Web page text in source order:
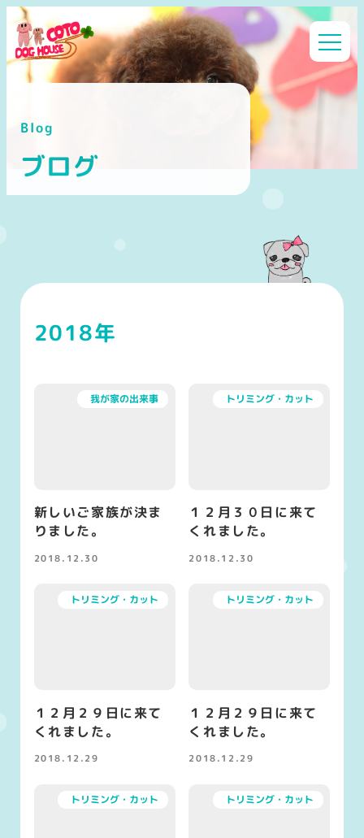
メ
イ
ン
へ
Blog
ブログ
2018年
我が家の出来事
新しいご家族が決ま
りました。
投稿日
2018.12.30
トリミング・カット
１２月３０日に来て
くれました。
投稿日
2018.12.30
トリミング・カット
１２月２９日に来て
くれました。
投稿日
2018.12.29
トリミング・カット
１２月２９日に来て
くれました。
投稿日
2018.12.29
トリミング・カット トリミング・カット